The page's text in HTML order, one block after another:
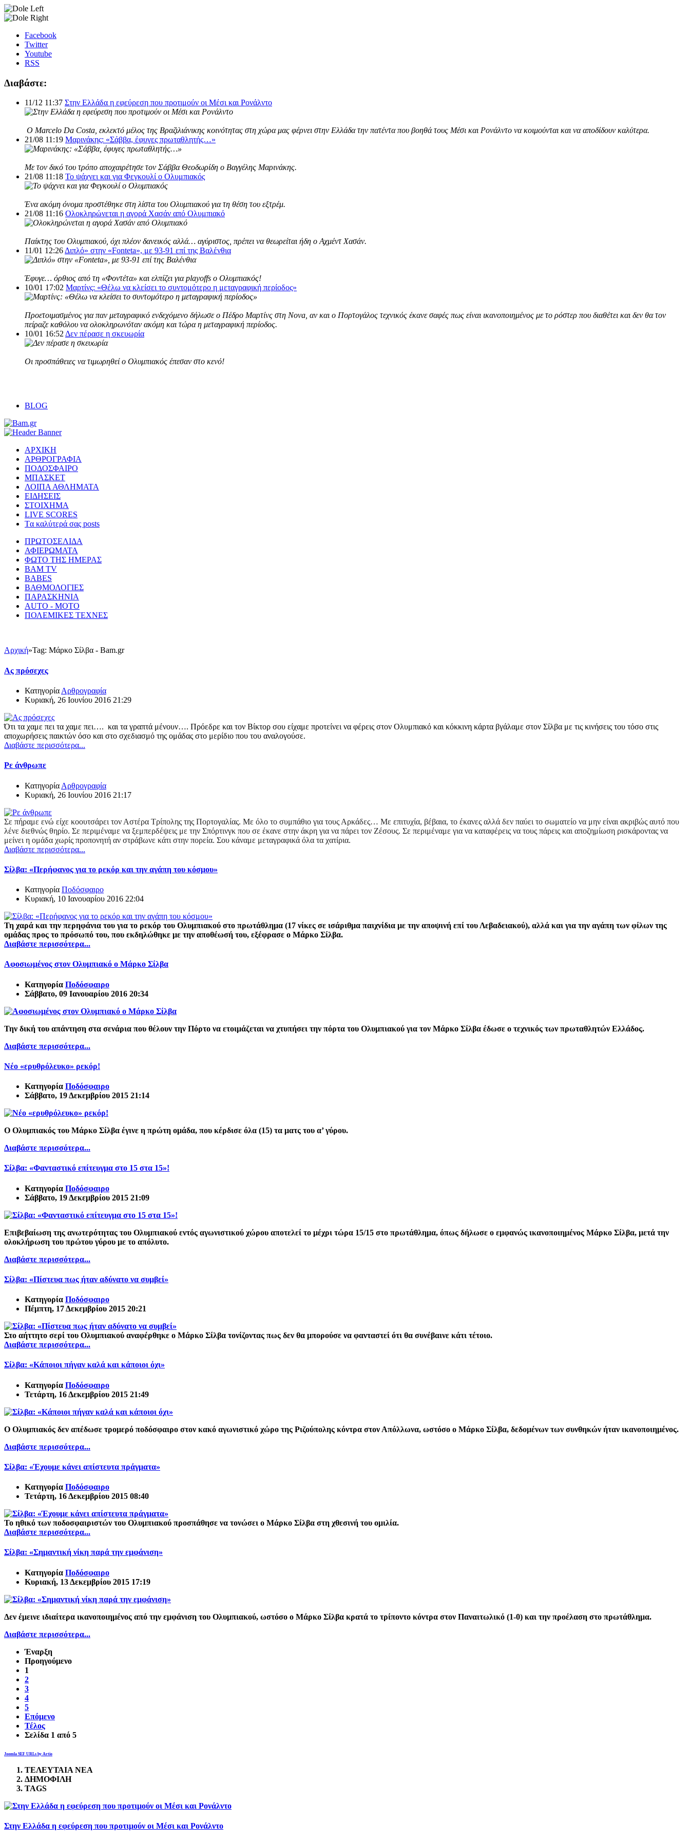
Facebook
Twitter
Youtube
RSS
Διαβάστε:
11/12 11:37 Στην Ελλάδα η εφεύρεση που προτιμούν οι Μέσι και Ρονάλντο
Ο Marcelo Da Costa, εκλεκτό μέλος της Βραζιλιάνικης κοινότητας στη χώρα μας φέρνει στην Ελλάδα την πατέντα που βοηθά τους Μέσι και Ρονάλντο να κοιμούνται και να αποδίδουν καλύτερα.
21/08 11:19 Μαρινάκης: «Σάββα, έφυγες πρωταθλητής…»
Με τον δικό του τρόπο αποχαιρέτησε τον Σάββα Θεοδωρίδη ο Βαγγέλης Μαρινάκης.
21/08 11:18 Το ψάχνει και για Φεγκουλί ο Ολυμπιακός
Ένα ακόμη όνομα προστέθηκε στη λίστα του Ολυμπιακού για τη θέση του εξτρέμ.
21/08 11:16 Ολοκληρώνεται η αγορά Χασάν από Ολυμπιακό
Παίκτης του Ολυμπιακού, όχι πλέον δανεικός αλλά… αγύριστος, πρέπει να θεωρείται ήδη ο Αχμέντ Χασάν.
11/01 12:26Διπλό» στην «Fonteta», με 93-91 επί της Βαλένθια
Έφυγε… όρθιος από τη «Φοντέτα» και ελπίζει για playoffs ο Ολυμπιακός!
10/01 17:02 Μαρτίνς: «Θέλω να κλείσει το συντομότερο η μεταγραφική περίοδος»
Προετοιμασμένος για παν μεταγραφικό ενδεχόμενο δήλωσε ο Πέδρο Μαρτίνς στη Nova, αν και ο Πορτογάλος τεχνικός έκανε σαφές πως είναι ικανοποιημένος με το ρόστερ που διαθέτει και δεν θα τον
πείραζε καθόλου να ολοκληρωνόταν ακόμη και τώρα η μεταγραφική περίοδος.
10/01 16:52Δεν πέρασε η σκευωρία
Οι προσπάθειες να τιμωρηθεί o Ολυμπιακός έπεσαν στο κενό!
BLOG
ΑΡΧΙΚΗ
ΑΡΘΡΟΓΡΑΦΙΑ
ΠΟΔΟΣΦΑΙΡΟ
ΜΠΑΣΚΕΤ
ΛΟΙΠΑ ΑΘΛΗΜΑΤΑ
ΕΙΔΗΣΕΙΣ
ΣΤΟΙΧΗΜΑ
LIVE SCORES
Tα καλύτερά σας posts
ΠΡΩΤΟΣΕΛΙΔΑ
ΑΦΙΕΡΩΜΑΤΑ
ΦΩΤΟ ΤΗΣ ΗΜΕΡΑΣ
BAM TV
BABES
ΒΑΘΜΟΛΟΓΙΕΣ
ΠΑΡΑΣΚΗΝΙΑ
AUTO - MOTO
ΠΟΛΕΜΙΚΕΣ ΤΕΧΝΕΣ
Αρχική»Tag: Μάρκο Σίλβα - Bam.gr
Ας πρόσεχες
Κατηγορία Αρθρογραφία
Κυριακή, 26 Ιουνίου 2016 21:29
Ότι τα χαμε πει τα χαμε πει…. και τα γραπτά μένουν…. Πρόεδρε και τον Βίκτορ σου είχαμε προτείνει να φέρεις στον Ολυμπιακό και κόκκινη κάρτα βγάλαμε στον Σίλβα με τις κινήσεις του τόσο στις
αποχωρήσεις παικτών όσο και στο σχεδιασμό της ομάδας στο μερίδιο που του αναλογούσε.
Διαβάστε περισσότερα...
Ρε άνθρωπε
Κατηγορία Αρθρογραφία
Κυριακή, 26 Ιουνίου 2016 21:17
Σε πήραμε ενώ είχε κοουτσάρει τον Αστέρα Τρίπολης της Πορτογαλίας. Με όλο το συμπάθιο για τους Αρκάδες… Με επιτυχία, βέβαια, το έκανες αλλά δεν παύει το σωματείο να μην είναι ακριβώς αυτό που
λένε διεθνώς θηρίο. Σε περιμέναμε να ξεμπερδέψεις με την Σπόρτινγκ που σε έκανε στην άκρη για να πάρει τον Ζέσους. Σε περιμέναμε για να καταφέρεις να τους πάρεις και αποζημίωση ρισκάροντας να
μείνει η ομάδα χωρίς προπονητή αν στράβωνε κάτι στην πορεία. Σου κάναμε μεταγραφικά όλα τα χατίρια.
Διαβάστε περισσότερα...
Σίλβα: «Περήφανος για το ρεκόρ και την αγάπη του κόσμου»
Κατηγορία Ποδόσφαιρο
Κυριακή, 10 Ιανουαρίου 2016 22:04
Τη χαρά και την περηφάνια του για το ρεκόρ του Ολυμπιακού στο πρωτάθλημα (17 νίκες σε ισάριθμα παιχνίδια με την αποψινή επί του Λεβαδειακού), αλλά και για την αγάπη των φίλων της
ομάδας προς το πρόσωπό του, που εκδηλώθηκε με την αποθέωσή του, εξέφρασε ο Μάρκο Σίλβα.
Διαβάστε περισσότερα...
Αφοσιωμένος στον Ολυμπιακό ο Μάρκο Σίλβα
Κατηγορία Ποδόσφαιρο
Σάββατο, 09 Ιανουαρίου 2016 20:34
Την δική του απάντηση στα σενάρια που θέλουν την Πόρτο να ετοιμάζεται να χτυπήσει την πόρτα του Ολυμπιακού για τον Μάρκο Σίλβα έδωσε ο τεχνικός των πρωταθλητών Ελλάδος.
Διαβάστε περισσότερα...
Νέο «ερυθρόλευκο» ρεκόρ!
Κατηγορία Ποδόσφαιρο
Σάββατο, 19 Δεκεμβρίου 2015 21:14
Ο Ολυμπιακός του Μάρκο Σίλβα έγινε η πρώτη ομάδα, που κέρδισε όλα (15) τα ματς του α’ γύρου.
Διαβάστε περισσότερα...
Σίλβα: «Φανταστικό επίτευγμα στο 15 στα 15»!
Κατηγορία Ποδόσφαιρο
Σάββατο, 19 Δεκεμβρίου 2015 21:09
Επιβεβαίωση της ανωτερότητας του Ολυμπιακού εντός αγωνιστικού χώρου αποτελεί το μέχρι τώρα 15/15 στο πρωτάθλημα, όπως δήλωσε ο εμφανώς ικανοποιημένος Μάρκο Σίλβα, μετά την
ολοκλήρωση του πρώτου γύρου με το απόλυτο.
Διαβάστε περισσότερα...
Σίλβα: «Πίστευα πως ήταν αδύνατο να συμβεί»
Κατηγορία Ποδόσφαιρο
Πέμπτη, 17 Δεκεμβρίου 2015 20:21
Στο αήττητο σερί του Ολυμπιακού αναφέρθηκε ο Μάρκο Σίλβα τονίζοντας πως δεν θα μπορούσε να φανταστεί ότι θα συνέβαινε κάτι τέτοιο.
Διαβάστε περισσότερα...
Σίλβα: «Κάποιοι πήγαν καλά και κάποιοι όχι»
Κατηγορία Ποδόσφαιρο
Τετάρτη, 16 Δεκεμβρίου 2015 21:49
Ο Ολυμπιακός δεν απέδωσε τρομερό ποδόσφαιρο στον κακό αγωνιστικό χώρο της Ριζούπολης κόντρα στον Απόλλωνα, ωστόσο ο Μάρκο Σίλβα, δεδομένων των συνθηκών ήταν ικανοποιημένος.
Διαβάστε περισσότερα...
Σίλβα: «Έχουμε κάνει απίστευτα πράγματα»
Κατηγορία Ποδόσφαιρο
Τετάρτη, 16 Δεκεμβρίου 2015 08:40
Το ηθικό των ποδοσφαιριστών του Ολυμπιακού προσπάθησε να τονώσει ο Μάρκο Σίλβα στη χθεσινή του ομιλία.
Διαβάστε περισσότερα...
Σίλβα: «Σημαντική νίκη παρά την εμφάνιση»
Κατηγορία Ποδόσφαιρο
Κυριακή, 13 Δεκεμβρίου 2015 17:19
Δεν έμεινε ιδιαίτερα ικανοποιημένος από την εμφάνιση του Ολυμπιακού, ωστόσο ο Μάρκο Σίλβα κρατά το τρίποντο κόντρα στον Παναιτωλικό (1-0) και την προέλαση στο πρωτάθλημα.
Διαβάστε περισσότερα...
Έναρξη
Προηγούμενο
1
2
3
4
5
Επόμενο
Τέλος
Σελίδα 1 από 5
Joomla SEF URLs by Artio
ΤΕΛΕΥΤΑΙΑ ΝΕΑ
ΔΗΜΟΦΙΛΗ
TAGS
Στην Ελλάδα η εφεύρεση που προτιμούν οι Μέσι και Ρονάλντο